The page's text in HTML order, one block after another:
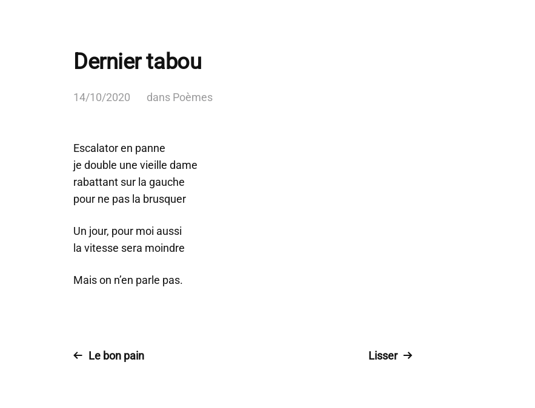
Dernier tabou
14/10/2020 dans Poèmes
Escalator en panne
je double une vieille dame
rabattant sur la gauche
pour ne pas la brusquer
Un jour, pour moi aussi
la vitesse sera moindre
Mais on n’en parle pas.
Le bon pain Lisser